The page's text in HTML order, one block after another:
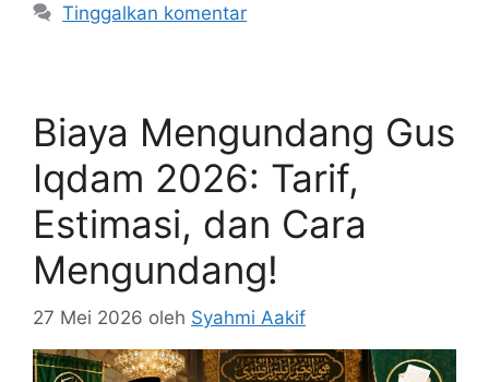
Tinggalkan komentar
Biaya Mengundang Gus
Iqdam 2026: Tarif,
Estimasi, dan Cara
Mengundang!
27 Mei 2026 oleh Syahmi Aakif